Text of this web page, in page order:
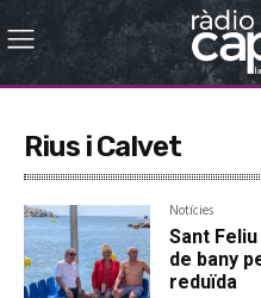
Rius i Calvet
Notícies
Sant
de bany
reduïda